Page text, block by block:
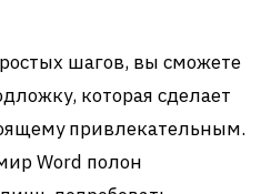
шагов, вы сможете
которая сделает
привлекательным.
Word полон